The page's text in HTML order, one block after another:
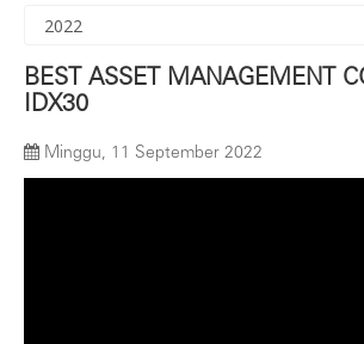
BEST ASSET MANAGEMENT
IDX30
Minggu, 11 September 2022